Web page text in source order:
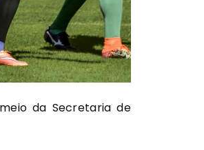
da Secretaria de